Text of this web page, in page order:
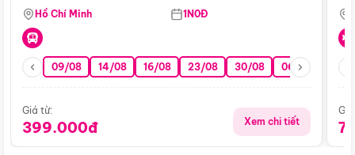
Hồ Chí Minh 1N0Đ
09/08 14/08 16/08 23/08 30/08 06/09 13/09
Giá từ:
399.000đ Xem chi tiết